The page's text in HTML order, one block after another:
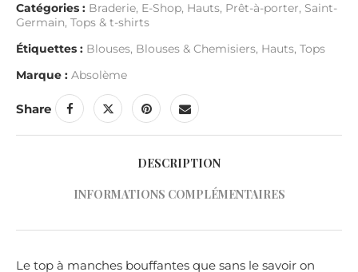
Catégories : Braderie, E-Shop, Hauts, Prêt-à-porter, Saint-
Germain, Tops & t-shirts
Étiquettes : Blouses, Blouses & Chemisiers, Hauts, Tops
Marque : Absolème
Share
DESCRIPTION
INFORMATIONS COMPLÉMENTAIRES
Le top à manches bouffantes que sans le savoir on